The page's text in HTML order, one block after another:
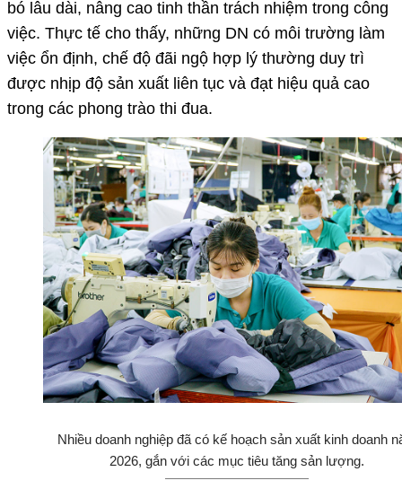
bó lâu dài, nâng cao tinh thần trách nhiệm trong công
việc. Thực tế cho thấy, những DN có môi trường làm
việc ổn định, chế độ đãi ngộ hợp lý thường duy trì
được nhịp độ sản xuất liên tục và đạt hiệu quả cao
trong các phong trào thi đua.
Nhiều doanh nghiệp đã có kế hoạch sản xuất kinh doanh
2026, gắn với các mục tiêu tăng sản lượng.